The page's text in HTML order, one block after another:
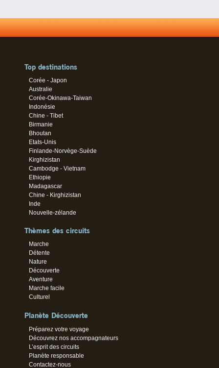
Top destinations
Corée - Japon
Australie
Corée-Okinawa-Taiwan
Indonésie
Chine - Tibet
Birmanie
Bhoutan
Etats-Unis
Finlande-Norvège-Suède
Kirghizistan
Cambodge - Vietnam
Ethiopie
Madagascar
Chine - Kirghizistan
Inde
Nouvelle-zélande
Thèmes des circuits
Marche
Détente
Nature
Découverte
Aventure
Marche facile
Culturel
Planète Découverte
Préparez votre voyage
Découvrez nos accompagnateurs
L’esprit des circuits
Planète responsable
Contactez-nous